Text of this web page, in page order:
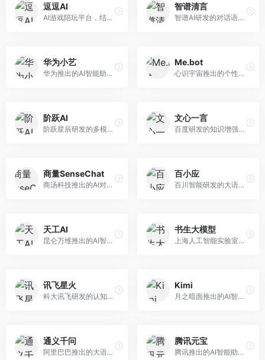
逗逗AI
AI游戏陪玩平台，结合游戏理解和自然语言交互技术。面向游戏玩家，提供游戏攻略、陪玩互动、社交聊天等服务，游戏知识丰富，互动体验有趣。
智谱清言
智谱AI研发的对话语言模型，支持中英双语交互。面向中文用户和开发者，提供知识问答、代码编写、文档解读等服务，开源生态完善，学术研究背景深厚。
华为小艺
华为推出的AI智能助手网页端，深度整合鸿蒙生态和华为云服务。面向华为设备用户，支持语音交互、智能问答、设备控制等功能，与华为硬件生态无缝衔接。
Me.bot
心识宇宙推出的个性化AI伴侣，专注于情感交互和个人助理服务。面向个人用户，支持日程管理、情感陪伴、知识问答等功能，交互体验人性化。
阶跃AI
阶跃星辰研发的多模态大模型平台，支持文本、图像、视频的综合理解与生成。面向创作者和企业客户，提供内容创作、智能分析等服务，多模态能力突出。
文心一言
百度研发的知识增强大语言模型，深度融合百度知识图谱和搜索能力。面向中文用户，提供知识问答、文本创作、逻辑推理等服务，中文语境理解准确，知识覆盖面广。
商量SenseChat
商汤科技推出的AI对话平台，结合计算机视觉和自然语言处理技术。面向企业用户和开发者，支持多模态交互，视觉理解能力强，适合智能客服和内容创作场景。
百小应
百川智能研发的大语言模型助手，专注于中文理解和生成。面向中文用户，提供知识问答、文本创作、代码辅助等服务，模型参数规模大，中文表达流畅自然。
天工AI
昆仑万维推出的AI智能助手，集成搜索、对话、创作等多种能力。面向普通用户和内容创作者，支持联网搜索、文本生成、图像理解等功能，响应速度快，免费使用。
书生大模型
上海人工智能实验室研发的开源大模型系列，支持多尺度和多模态。面向研究机构和开发者，开源生态完善，学术研究背景深厚，适合科研和定制开发。
讯飞星火
科大讯飞研发的认知智能大模型，深度融合语音识别和自然语言处理技术。面向企业用户和教育领域，提供语音交互、文档处理、代码生成等服务，中文语音识别准确率高。
Kimi
月之暗面推出的AI智能助手，核心优势在于超长文本处理能力，支持20万字以上文档分析。面向学术研究者、职场人士和内容创作者，提供文档解读、PPT生成、联网搜索等综合服务。
通义千问
阿里巴巴推出的大语言模型平台，提供对话问答、文档处理、图像理解、代码编写等全方位AI服务。面向企业用户和个人开发者，集成阿里云生态，支持多模态交互，企业级安全保障。
腾讯元宝
腾讯推出的AI智能助手，整合微信生态和腾讯云服务。面向普通用户和企业客户，支持文档解析、图像理解、联网搜索等功能，与腾讯产品无缝衔接，办公协作便捷。